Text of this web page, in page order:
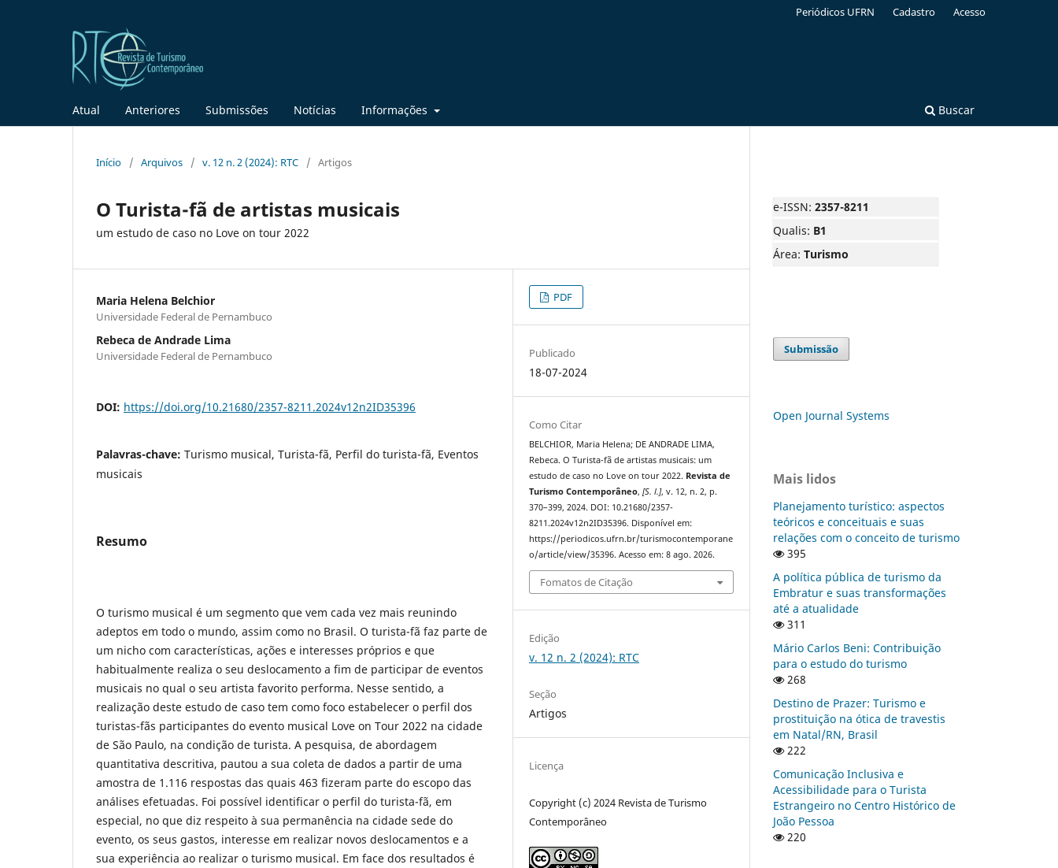
Atual Anteriores Submissões Notícias Informações Buscar
Periódicos UFRN Cadastro Acesso
Início / Arquivos / v. 12 n. 2 (2024): RTC / Artigos
O Turista-fã de artistas musicais
um estudo de caso no Love on tour 2022
Maria Helena Belchior
Universidade Federal de Pernambuco
Rebeca de Andrade Lima
Universidade Federal de Pernambuco
DOI: https://doi.org/10.21680/2357-8211.2024v12n2ID35396
Palavras-chave: Turismo musical, Turista-fã, Perfil do turista-fã, Eventos
musicais
Resumo
O turismo musical é um segmento que vem cada vez mais reunindo
adeptos em todo o mundo, assim como no Brasil. O turista-fã faz parte de
um nicho com características, ações e interesses próprios e que
habitualmente realiza o seu deslocamento a fim de participar de eventos
musicais no qual o seu artista favorito performa. Nesse sentido, a
realização deste estudo de caso tem como foco estabelecer o perfil dos
turistas-fãs participantes do evento musical Love on Tour 2022 na cidade
de São Paulo, na condição de turista. A pesquisa, de abordagem
quantitativa descritiva, pautou a sua coleta de dados a partir de uma
amostra de 1.116 respostas das quais 463 fizeram parte do escopo das
análises efetuadas. Foi possível identificar o perfil do turista-fã, em
especial, no que diz respeito à sua permanência na cidade sede do
evento, os seus gastos, interesse em realizar novos deslocamentos e a
sua experiência ao realizar o turismo musical. Em face dos resultados é
PDF
Publicado
18-07-2024
Como Citar
BELCHIOR, Maria Helena; DE ANDRADE LIMA,
Rebeca. O Turista-fã de artistas musicais: um
estudo de caso no Love on tour 2022. Revista de
Turismo Contemporâneo,[S. l.], v. 12, n. 2, p.
370–399, 2024. DOI: 10.21680/2357-
8211.2024v12n2ID35396. Disponível em:
https://periodicos.ufrn.br/turismocontemporane
o/article/view/35396. Acesso em: 8 ago. 2026.
Fomatos de Citação
Edição
v. 12 n. 2 (2024): RTC
Seção
Artigos
Licença
Copyright (c) 2024 Revista de Turismo
Contemporâneo
e-ISSN: 2357-8211
Qualis: B1
Área: Turismo
Submissão
Open Journal Systems
Mais lidos
Planejamento turístico: aspectos
teóricos e conceituais e suas
relações com o conceito de turismo
395
A política pública de turismo da
Embratur e suas transformações
até a atualidade
311
Mário Carlos Beni: Contribuição
para o estudo do turismo
268
Destino de Prazer: Turismo e
prostituição na ótica de travestis
em Natal/RN, Brasil
222
Comunicação Inclusiva e
Acessibilidade para o Turista
Estrangeiro no Centro Histórico de
João Pessoa
220